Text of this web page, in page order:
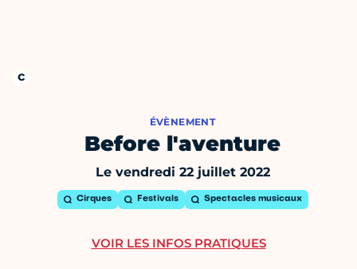
ÉVÈNEMENT
Before l'aventure
Le vendredi 22 juillet 2022
Cirques Festivals Spectacles musicaux
VOIR LES INFOS PRATIQUES